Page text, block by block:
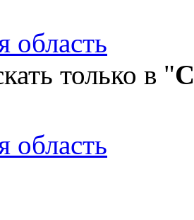
область
только в "
область